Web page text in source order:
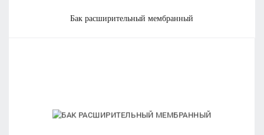
бак расширительный мембранный